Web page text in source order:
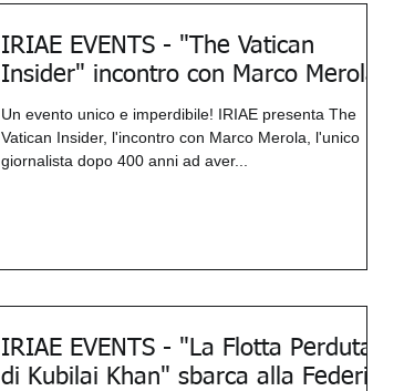
IRIAE EVENTS - "The Vatican
Insider" incontro con Marco Merola
Un evento unico e imperdibile! IRIAE presenta The
Vatican Insider, l'incontro con Marco Merola, l'unico
giornalista dopo 400 anni ad aver...
IRIAE EVENTS - "La Flotta Perduta
di Kubilai Khan" sbarca alla Federico